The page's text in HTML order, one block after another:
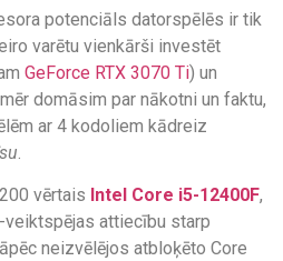
potenciāls datorspēlēs ir tik
varētu vienkārši investēt
GeForce RTX 3070 Ti) un
domāsim par nākotni un faktu,
ar 4 kodoliem kādreiz
.
vērtais Intel Core i5-12400F,
attiecību starp
neizvēlējos atbloķēto Core